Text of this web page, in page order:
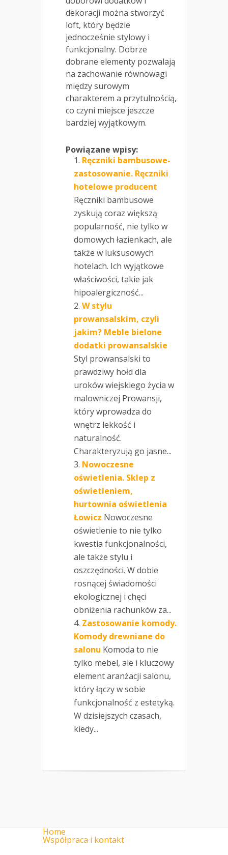
dekoracji można stworzyć
loft, który będzie
jednocześnie stylowy i
funkcjonalny. Dobrze
dobrane elementy pozwalają
na zachowanie równowagi
między surowym
charakterem a przytulnością,
co czyni miejsce jeszcze
bardziej wyjątkowym.
Powiązane wpisy:
Ręczniki bambusowe-
zastosowanie. Ręczniki
hotelowe producent
Ręczniki bambusowe
zyskują coraz większą
popularność, nie tylko w
domowych łazienkach, ale
także w luksusowych
hotelach. Ich wyjątkowe
właściwości, takie jak
hipoalergiczność...
W stylu
prowansalskim, czyli
jakim? Meble bielone
dodatki prowansalskie
Styl prowansalski to
prawdziwy hołd dla
uroków wiejskiego życia w
malowniczej Prowansji,
który wprowadza do
wnętrz lekkość i
naturalność.
Charakteryzują go jasne...
Nowoczesne
oświetlenia. Sklep z
oświetleniem,
hurtownia oświetlenia
Łowicz Nowoczesne
oświetlenie to nie tylko
kwestia funkcjonalności,
ale także stylu i
oszczędności. W dobie
rosnącej świadomości
ekologicznej i chęci
obniżenia rachunków za...
Zastosowanie komody.
Komody drewniane do
salonu Komoda to nie
tylko mebel, ale i kluczowy
element aranżacji salonu,
który łączy w sobie
funkcjonalność z estetyką.
W dzisiejszych czasach,
kiedy...
Home
Współpraca i kontakt